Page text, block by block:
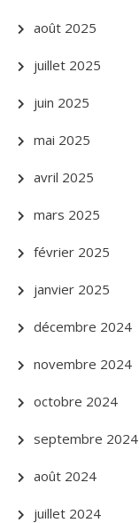
août 2025
juillet 2025
juin 2025
mai 2025
avril 2025
mars 2025
février 2025
janvier 2025
décembre 2024
novembre 2024
octobre 2024
septembre 2024
août 2024
juillet 2024